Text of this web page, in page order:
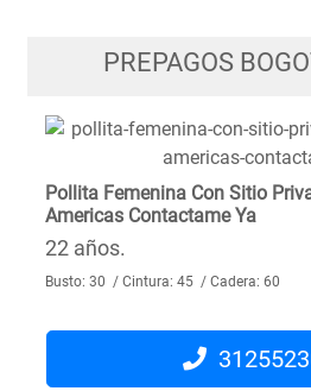
PREPAGOS
Pollita Femenina Con Sitio
Americas Contactame Ya
22 años.
Busto: 30 / Cintura: 45 / Cadera: 60